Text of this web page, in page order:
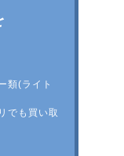
類(ライト
でも買い取